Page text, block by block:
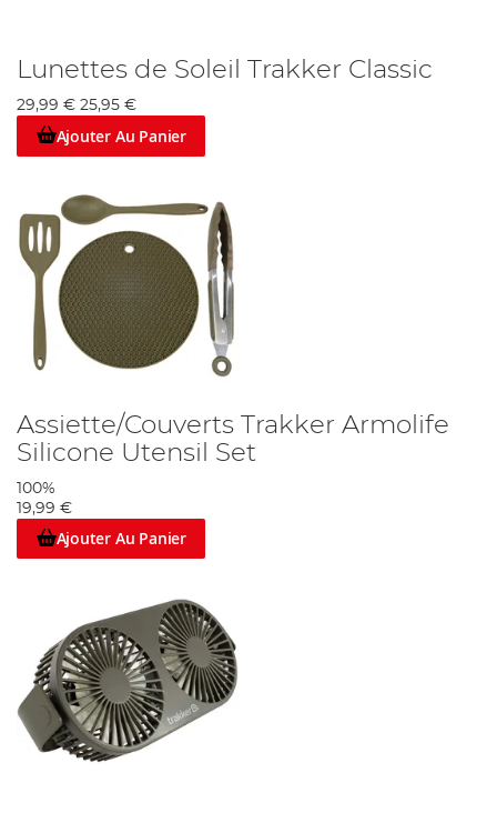
Lunettes de Soleil Trakker Classic
29,99 € 25,95 €
Ajouter Au Panier
Assiette/Couverts Trakker Armolife
Silicone Utensil Set
100%
19,99 €
Ajouter Au Panier